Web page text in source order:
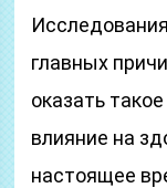
главных
оказать
влияние на
настоящее